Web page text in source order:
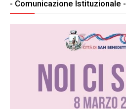
- Comunicazione Istituzionale -